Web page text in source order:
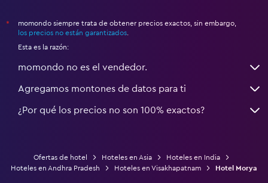
*
momondo siempre trata de obtener precios exactos, sin embargo,
los precios no están garantizados
Esta es la razón:
momondo no es el vendedor.
Agregamos montones de datos para ti
¿Por qué los precios no son 100% exactos?
Ofertas de hotel Hoteles en Asia
Hoteles en India
Hoteles en Andhra Pradesh
Hoteles en Visakhapatnam Hotel Morya